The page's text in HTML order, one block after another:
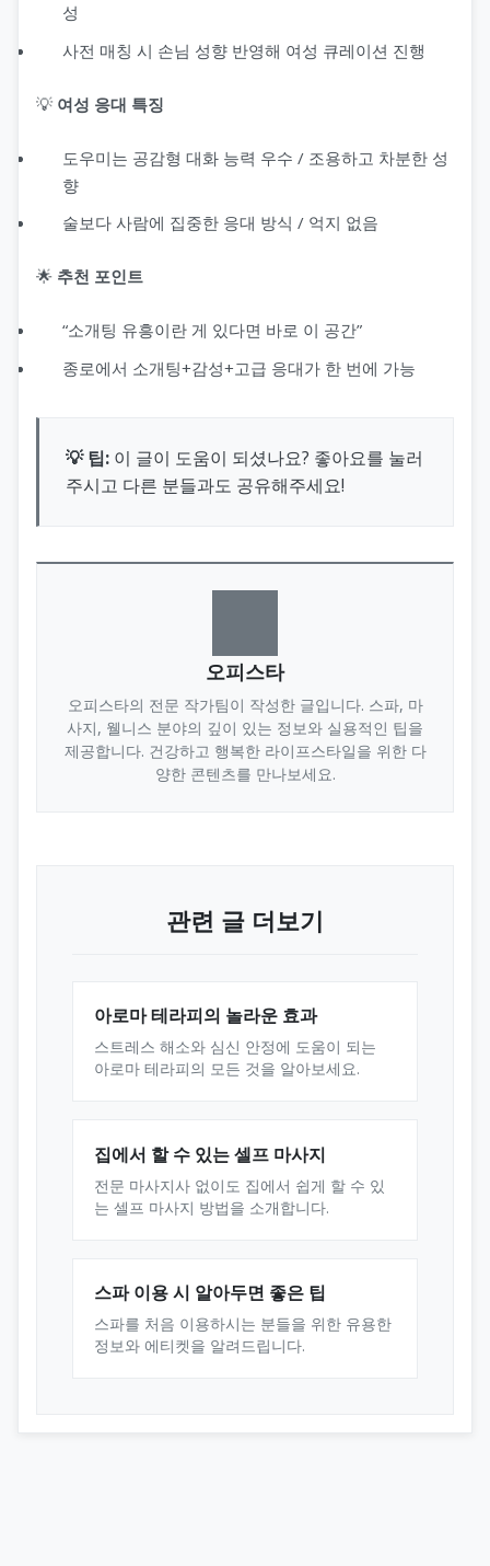
성
사전 매칭 시 손님 성향 반영해 여성 큐레이션 진행
💡 여성 응대 특징
도우미는 공감형 대화 능력 우수 / 조용하고 차분한 성
향
술보다 사람에 집중한 응대 방식 / 억지 없음
🌟 추천 포인트
“소개팅 유흥이란 게 있다면 바로 이 공간”
종로에서 소개팅+감성+고급 응대가 한 번에 가능
💡 팁: 이 글이 도움이 되셨나요? 좋아요를 눌러
주시고 다른 분들과도 공유해주세요!
오피스타
오피스타의 전문 작가팀이 작성한 글입니다. 스파, 마
사지, 웰니스 분야의 깊이 있는 정보와 실용적인 팁을
제공합니다. 건강하고 행복한 라이프스타일을 위한 다
양한 콘텐츠를 만나보세요.
관련 글 더보기
아로마 테라피의 놀라운 효과
스트레스 해소와 심신 안정에 도움이 되는
아로마 테라피의 모든 것을 알아보세요.
집에서 할 수 있는 셀프 마사지
전문 마사지사 없이도 집에서 쉽게 할 수 있
는 셀프 마사지 방법을 소개합니다.
스파 이용 시 알아두면 좋은 팁
스파를 처음 이용하시는 분들을 위한 유용한
정보와 에티켓을 알려드립니다.